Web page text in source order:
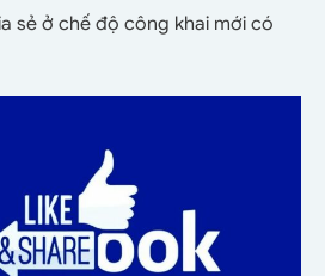
sẻ ở chế độ công khai mới có